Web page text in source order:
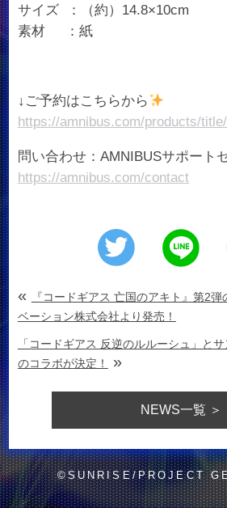
サイズ ：（約）14.8×10cm
素材 ：紙
↓ご予約はこちらから
https://amnibus.com/products/
問い合わせ：AMNIBUSサポート
https://amnibus.com/contact
«
『コードギアス 亡国のアキト』第2
ベーション株式会社より発売！
「コードギアス 反逆のルルーシュ」と
のコラボが決定！
»
NEWS一覧 ＞
©SUNRISE/PROJECT